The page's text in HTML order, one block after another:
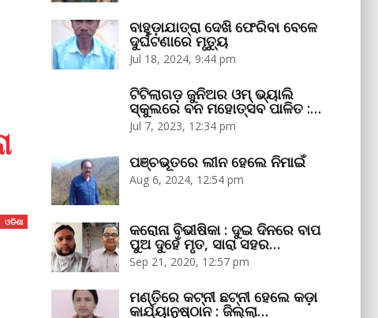
ଓଡିଶା
ବାହୁଡ଼ାଯାତ୍ରା ଦେଖି ଫେରିବା ବେଳେ
ଦୁର୍ଘଟଣାରେ ମୃତ୍ୟୁ
Jul 18, 2024, 9:44 pm
ଟିଟିଲାଗଡ଼ ଜୁନିଅର ଓମ୍‌ ଭ୍ୟାଲି
ସ୍କୁଲରେ ବନ ମହୋତ୍ସବ ପାଳିତ :…
Jul 7, 2023, 12:34 pm
ପଞ୍ଚଭୂତରେ ଲୀନ ହେଲେ ନିମାଇଁ
Aug 6, 2024, 12:54 pm
କରୋନା ବିଭୀଷିକା : ଦୁଇ ଦିନରେ ବାପ
ପୁଅ ଦୁହେଁ ମୃତ, ସାରା ସହର…
Sep 21, 2020, 12:57 pm
ମଣ୍ତିରେ କଟ୍‌ନୀ ଛଟ୍‌ନୀ ହେଲେ କଡ଼ା
କାର୍ଯ୍ୟାନୁଷ୍ଠାନ : ଜିଲ୍ଲା…